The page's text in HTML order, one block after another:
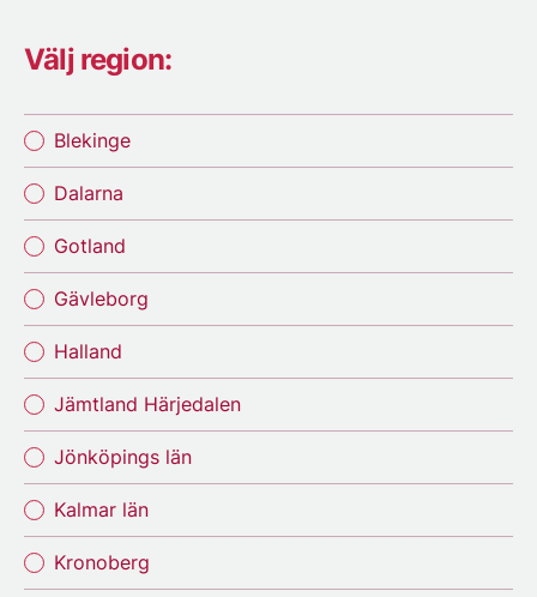
Välj region:
Blekinge
Dalarna
Gotland
Gävleborg
Halland
Jämtland Härjedalen
Jönköpings län
Kalmar län
Kronoberg